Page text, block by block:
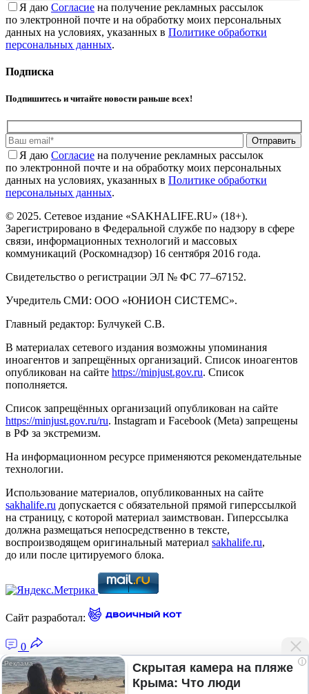
Я даю Cогласие на получение рекламных рассылок
по электронной почте и на обработку моих персональных
данных на условиях, указанных в Политике обработки
персональных данных.
Подписка
Подпишитесь и читайте новости раньше всех!
Отправить
Я даю Cогласие на получение рекламных рассылок
по электронной почте и на обработку моих персональных
данных на условиях, указанных в Политике обработки
персональных данных.
© 2025. Сетевое издание «SAKHALIFE.RU» (18+).
Зарегистрировано в Федеральной службе по надзору в сфере
связи, информационных технологий и массовых
коммуникаций (Роскомнадзор) 16 сентября 2016 года.
Свидетельство о регистрации ЭЛ № ФС 77–67152.
Учредитель СМИ: ООО «ЮНИОН СИСТЕМС».
Главный редактор: Булчукей С.В.
В материалах сетевого издания возможны упоминания
иноагентов и запрещённых организаций. Список иноагентов
опубликован на сайте https://minjust.gov.ru. Список
пополняется.
Список запрещённых организаций опубликован на сайте
https://minjust.gov.ru/ru. Instagram и Facebook (Metа) запрещены
в РФ за экстремизм.
На информационном ресурсе применяются рекомендательные
технологии.
Использование материалов, опубликованных на сайте
sakhalife.ru допускается с обязательной прямой гиперссылкой
на страницу, с которой материал заимствован. Гиперссылка
должна размещаться непосредственно в тексте,
воспроизводящем оригинальный материал sakhalife.ru,
до или после цитируемого блока.
Сайт разработал:
0
i
Скрытая камера на пляже
Крыма: Что люди